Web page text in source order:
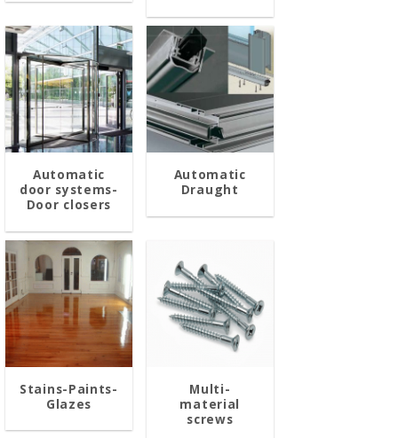
Automatic
door systems-
Door closers
Automatic
Draught
Stains-Paints-
Glazes
Multi-
material
screws